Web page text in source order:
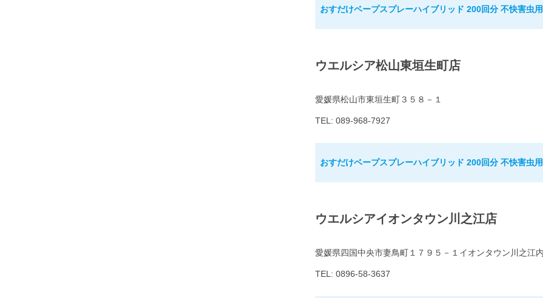
おすだけベープスプレーハイブリッド 200回分 不快害虫用
ウエルシア松山東垣生町店
愛媛県松山市東垣生町３５８－１
TEL: 089-968-7927
おすだけベープスプレーハイブリッド 200回分 不快害虫用
ウエルシアイオンタウン川之江店
愛媛県四国中央市妻鳥町１７９５－１イオンタウン川之江
TEL: 0896-58-3637